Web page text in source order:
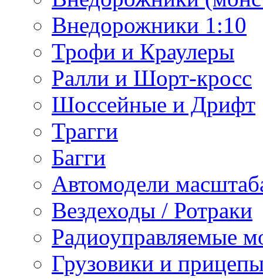
Внедорожники 1:10
Трофи и Краулеры
Ралли и Шорт-кросс
Шоссейные и Дрифт
Трагги
Багги
Автомодели
Вездеходы / Ротраки
Радиоуправляемые
Грузовики и